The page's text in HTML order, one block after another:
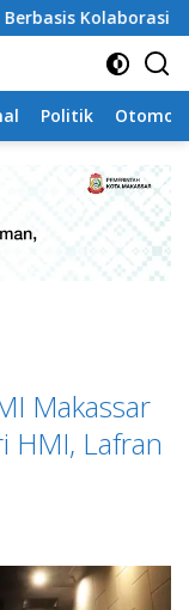
Warga
Politik
Makassar
HMI, Lafran